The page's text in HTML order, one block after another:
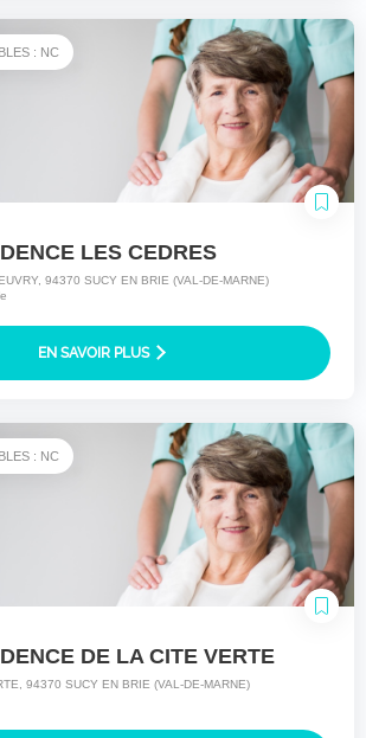
: NC
LES CEDRES
94370 SUCY EN BRIE (VAL-DE-MARNE)
EN SAVOIR PLUS
: NC
DE LA CITE VERTE
94370 SUCY EN BRIE (VAL-DE-MARNE)